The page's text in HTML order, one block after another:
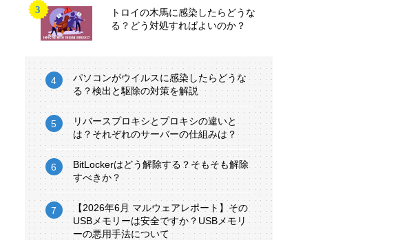
トロイの木馬に感染したらどうな
る？どう対処すればよいのか？
パソコンがウイルスに感染したらどうな
る？検出と駆除の対策を解説
リバースプロキシとプロキシの違いと
は？それぞれのサーバーの仕組みは？
BitLockerはどう解除する？そもそも解除
すべきか？
【2026年6月 マルウェアレポート】その
USBメモリーは安全ですか？USBメモリ
ーの悪用手法について